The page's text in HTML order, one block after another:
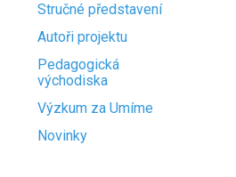
Stručné představení
Autoři projektu
Pedagogická
východiska
Výzkum za Umíme
Novinky